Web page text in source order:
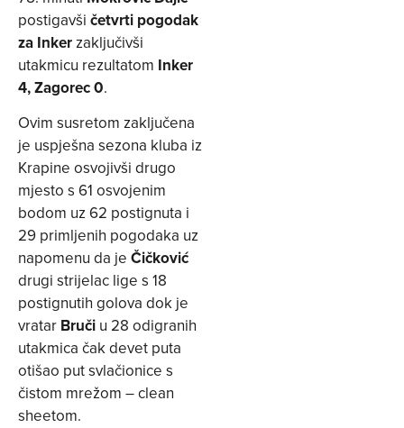
postigavši četvrti pogodak
za Inkerzaključivši
utakmicu rezultatom Inker
4, Zagorec 0.
Ovim susretom zaključena
je uspješna sezona kluba iz
Krapine osvojivši drugo
mjesto s 61 osvojenim
bodom uz 62 postignuta i
29 primljenih pogodaka uz
napomenu da je Čičković
drugi strijelac lige s 18
postignutih golova dok je
vratar Bruči u 28 odigranih
utakmica čak devet puta
otišao put svlačionice s
čistom mrežom – clean
sheetom.